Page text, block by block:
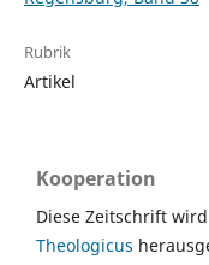
Rubrik
Artikel
Kooperation
Diese Zeitschrift
Theologicus